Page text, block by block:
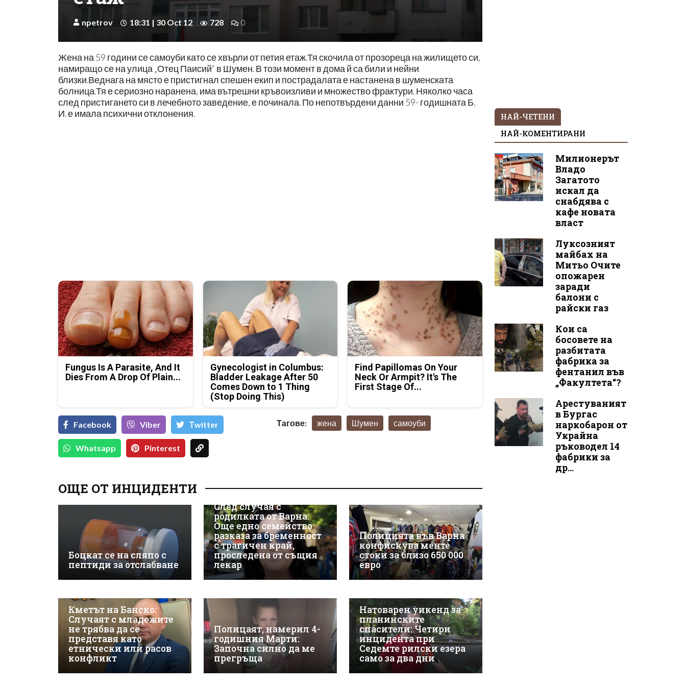
npetrov 18:31 | 30 Oct 12 728 0
Жена на 59 години се самоуби като се хвърли от петия етаж.Тя скочила от прозореца на жилището си,
намиращо се на улица „Отец Паисий“ в Шумен. В този момент в дома й са били и нейни
близки.Веднага на място е пристигнал спешен екип и пострадалата е настанена в шуменската
болница.Тя е сериозно наранена, има вътрешни кръвоизливи и множество фрактури. Няколко часа
след пристигането си в лечебното заведение, е починала. По непотвърдени данни 59- годишната Б.
И. е имала психични отклонения.
Fungus Is A Parasite, And It
Dies From A Drop Of Plain...
Gynecologist in Columbus:
Bladder Leakage After 50
Comes Down to 1 Thing
(Stop Doing This)
Find Papillomas On Your
Neck Or Armpit? It's The
First Stage Of...
Facebook Viber Тwitter
Whatsapp Pinterest
Тагове: жена Шумен самоуби
ОЩЕ ОТ ИНЦИДЕНТИ
Боцкат се на сляпо с
пептиди за отслабване
След случая с
родилката от Варна:
Още едно семейство
разказа за бременност
с трагичен край,
проследена от същия
лекар
Полицията във Варна
конфискува менте
стоки за близо 650 000
евро
Кметът на Банско:
Случаят с младежите
не трябва да се
представя като
етнически или расов
конфликт
Полицаят, намерил 4-
годишния Марти:
Започна силно да ме
прегръща
Натоварен уикенд за
планинските
спасители: Четири
инцидента при
Седемте рилски езера
само за два дни
НАЙ-ЧЕТЕНИ
НАЙ-КОМЕНТИРАНИ
Милионерът
Владо
Загатото
искал да
снабдява с
кафе новата
власт
Луксозният
майбах на
Митьо Очите
опожарен
заради
балони с
райски газ
Кои са
босовете на
разбитата
фабрика за
фентанил във
„Факултета“?
Арестуваният
в Бургас
наркобарон от
Украйна
ръководел 14
фабрики за
др...